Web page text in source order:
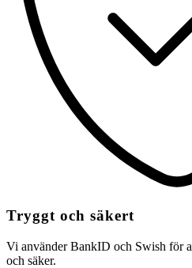
Tryggt och säkert
Vi använder BankID och Swish för
och säker.